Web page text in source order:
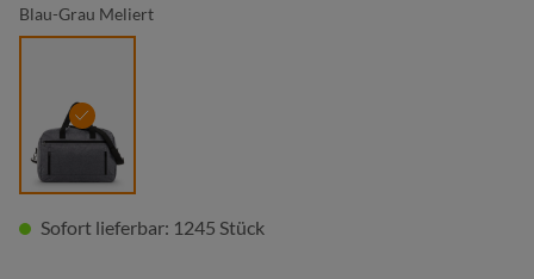
Blau-Grau Meliert
blau-grau meliert
Sofort lieferbar: 1245 Stück